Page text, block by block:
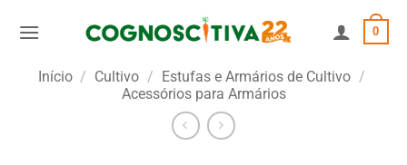
0
Início / Cultivo / Estufas e Armários de Cultivo /
Acessórios para Armários